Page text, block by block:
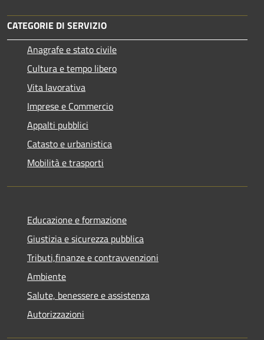
CATEGORIE DI SERVIZIO
Anagrafe e stato civile
Cultura e tempo libero
Vita lavorativa
Imprese e Commercio
Appalti pubblici
Catasto e urbanistica
Mobilità e trasporti
Educazione e formazione
Giustizia e sicurezza pubblica
Tributi,finanze e contravvenzioni
Ambiente
Salute, benessere e assistenza
Autorizzazioni